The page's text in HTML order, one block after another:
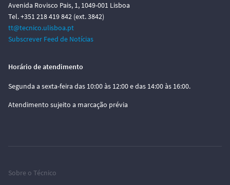
Avenida Rovisco Pais, 1, 1049-001 Lisboa
Tel. +351 218 419 842 (ext. 3842)
tt@tecnico.ulisboa.pt
Subscrever Feed de Notícias
Horário de atendimento
Segunda a sexta-feira das 10:00 às 12:00 e das 14:00 às 16:00.
Atendimento sujeito a marcação prévia
Sobre o Técnico